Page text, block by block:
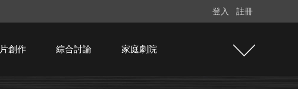
登入 註冊
創作 綜合討論 家庭劇院